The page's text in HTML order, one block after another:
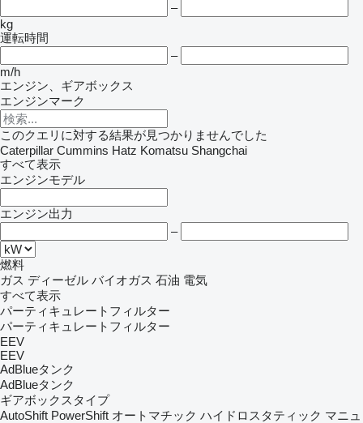
–
kg
運転時間
–
m/h
エンジン、ギアボックス
エンジンマーク
このクエリに対する結果が見つかりませんでした
Caterpillar Cummins Hatz Komatsu Shangchai
すべて表示
エンジンモデル
エンジン出力
–
燃料
ガス ディーゼル バイオガス 石油 電気
すべて表示
パーティキュレートフィルター
パーティキュレートフィルター
EEV
EEV
AdBlueタンク
AdBlueタンク
ギアボックスタイプ
AutoShift PowerShift オートマチック ハイドロスタティック マニュ